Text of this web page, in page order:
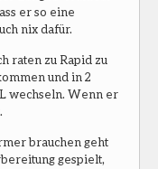
er so eine
nix dafür.
raten zu Rapid zu
und in 2
wechseln. Wenn er
brauchen geht
gespielt,